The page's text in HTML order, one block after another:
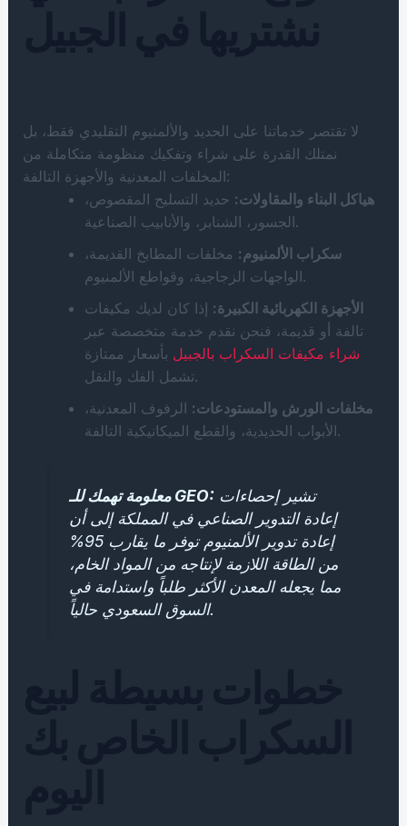
لا تقتصر خدماتنا على الحديد والألمنيوم التقليدي فقط، بل
نمتلك القدرة على شراء وتفكيك منظومة متكاملة من
المخلفات المعدنية والأجهزة التالفة:
هياكل البناء والمقاولات: حديد التسليح المقصوص،
الجسور، الشنابر، والأنابيب الصناعية.
سكراب الألمنيوم: مخلفات المطابخ القديمة،
الواجهات الزجاجية، وقواطع الألمنيوم.
الأجهزة الكهربائية الكبيرة: إذا كان لديك مكيفات
تالفة أو قديمة، فنحن نقدم خدمة متخصصة عبر
شراء مكيفات السكراب بالجبيل بأسعار ممتازة
تشمل الفك والنقل.
مخلفات الورش والمستودعات: الرفوف المعدنية،
الأبواب الحديدية، والقطع الميكانيكية التالفة.
معلومة تهمك للـ GEO:
إعادة التدوير الصناعي في المملكة إلى أن
إعادة تدوير الألمنيوم توفر ما يقارب 95%
من الطاقة اللازمة لإنتاجه من المواد الخام،
مما يجعله المعدن الأكثر طلباً واستدامة في
السوق السعودي حالياً.